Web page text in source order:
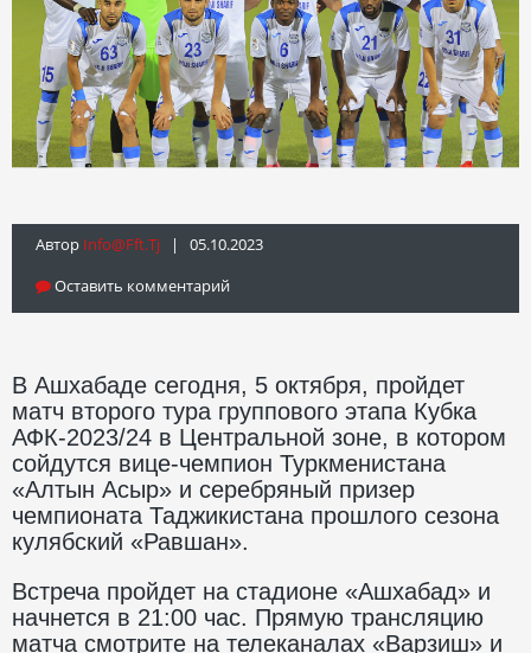
Автор Info@fft.tj | 05.10.2023
Оставить комментарий
В Ашхабаде сегодня, 5 октября, пройдет
матч второго тура группового этапа Кубка
АФК-2023/24 в Центральной зоне, в котором
сойдутся вице-чемпион Туркменистана
«Алтын Асыр» и серебряный призер
чемпионата Таджикистана прошлого сезона
кулябский «Равшан».
Встреча пройдет на стадионе «Ашхабад» и
начнется в 21:00 час. Прямую трансляцию
матча смотрите на телеканалах «Варзиш» и